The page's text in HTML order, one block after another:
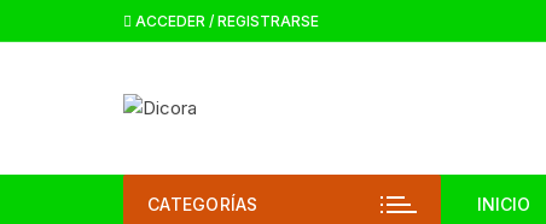
ACCEDER / REGISTRARSE
CATEGORÍAS INICIO